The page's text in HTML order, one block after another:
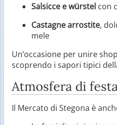
Salsicce e würstel con
Castagne arrostite,
mele
Un’occasione per unire
scoprendo i sapori tipici
Atmosfera di
Il Mercato di Stegona è